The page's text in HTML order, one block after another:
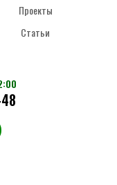
Проекты
Статьи